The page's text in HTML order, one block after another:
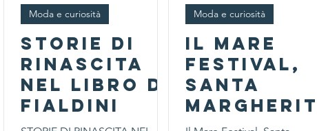
STORIE DI
RINASCITA
NEL LIBRO DI
FIALDINI
Moda e curiosità
Il Mare
Festival,
Santa
Ligure
Moda e curiosità